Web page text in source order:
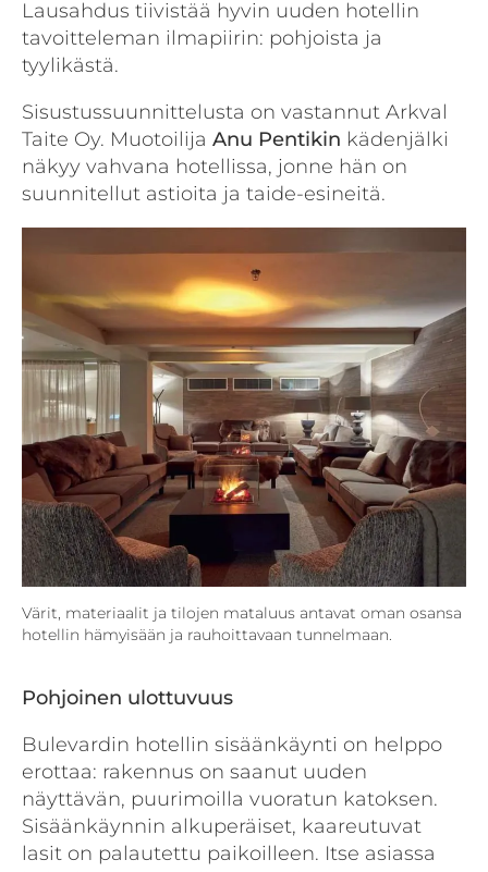
Lausahdus tiivistää hyvin uuden hotellin
tavoitteleman ilmapiirin: pohjoista ja
tyylikästä.
Sisustussuunnittelusta on vastannut Arkval
Taite Oy. Muotoilija Anu Pentikin kädenjälki
näkyy vahvana hotellissa, jonne hän on
suunnitellut astioita ja taide-esineitä.
Värit, materiaalit ja tilojen mataluus antavat oman osansa
hotellin hämyisään ja rauhoittavaan tunnelmaan.
Pohjoinen ulottuvuus
Bulevardin hotellin sisäänkäynti on helppo
erottaa: rakennus on saanut uuden
näyttävän, puurimoilla vuoratun katoksen.
Sisäänkäynnin alkuperäiset, kaareutuvat
lasit on palautettu paikoilleen. Itse asiassa